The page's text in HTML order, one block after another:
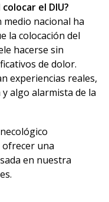
el DIU?
nacional ha
la colocación del
hacerse sin
de dolor.
experiencias reales,
algo alarmista de la
ofrecer una
en nuestra